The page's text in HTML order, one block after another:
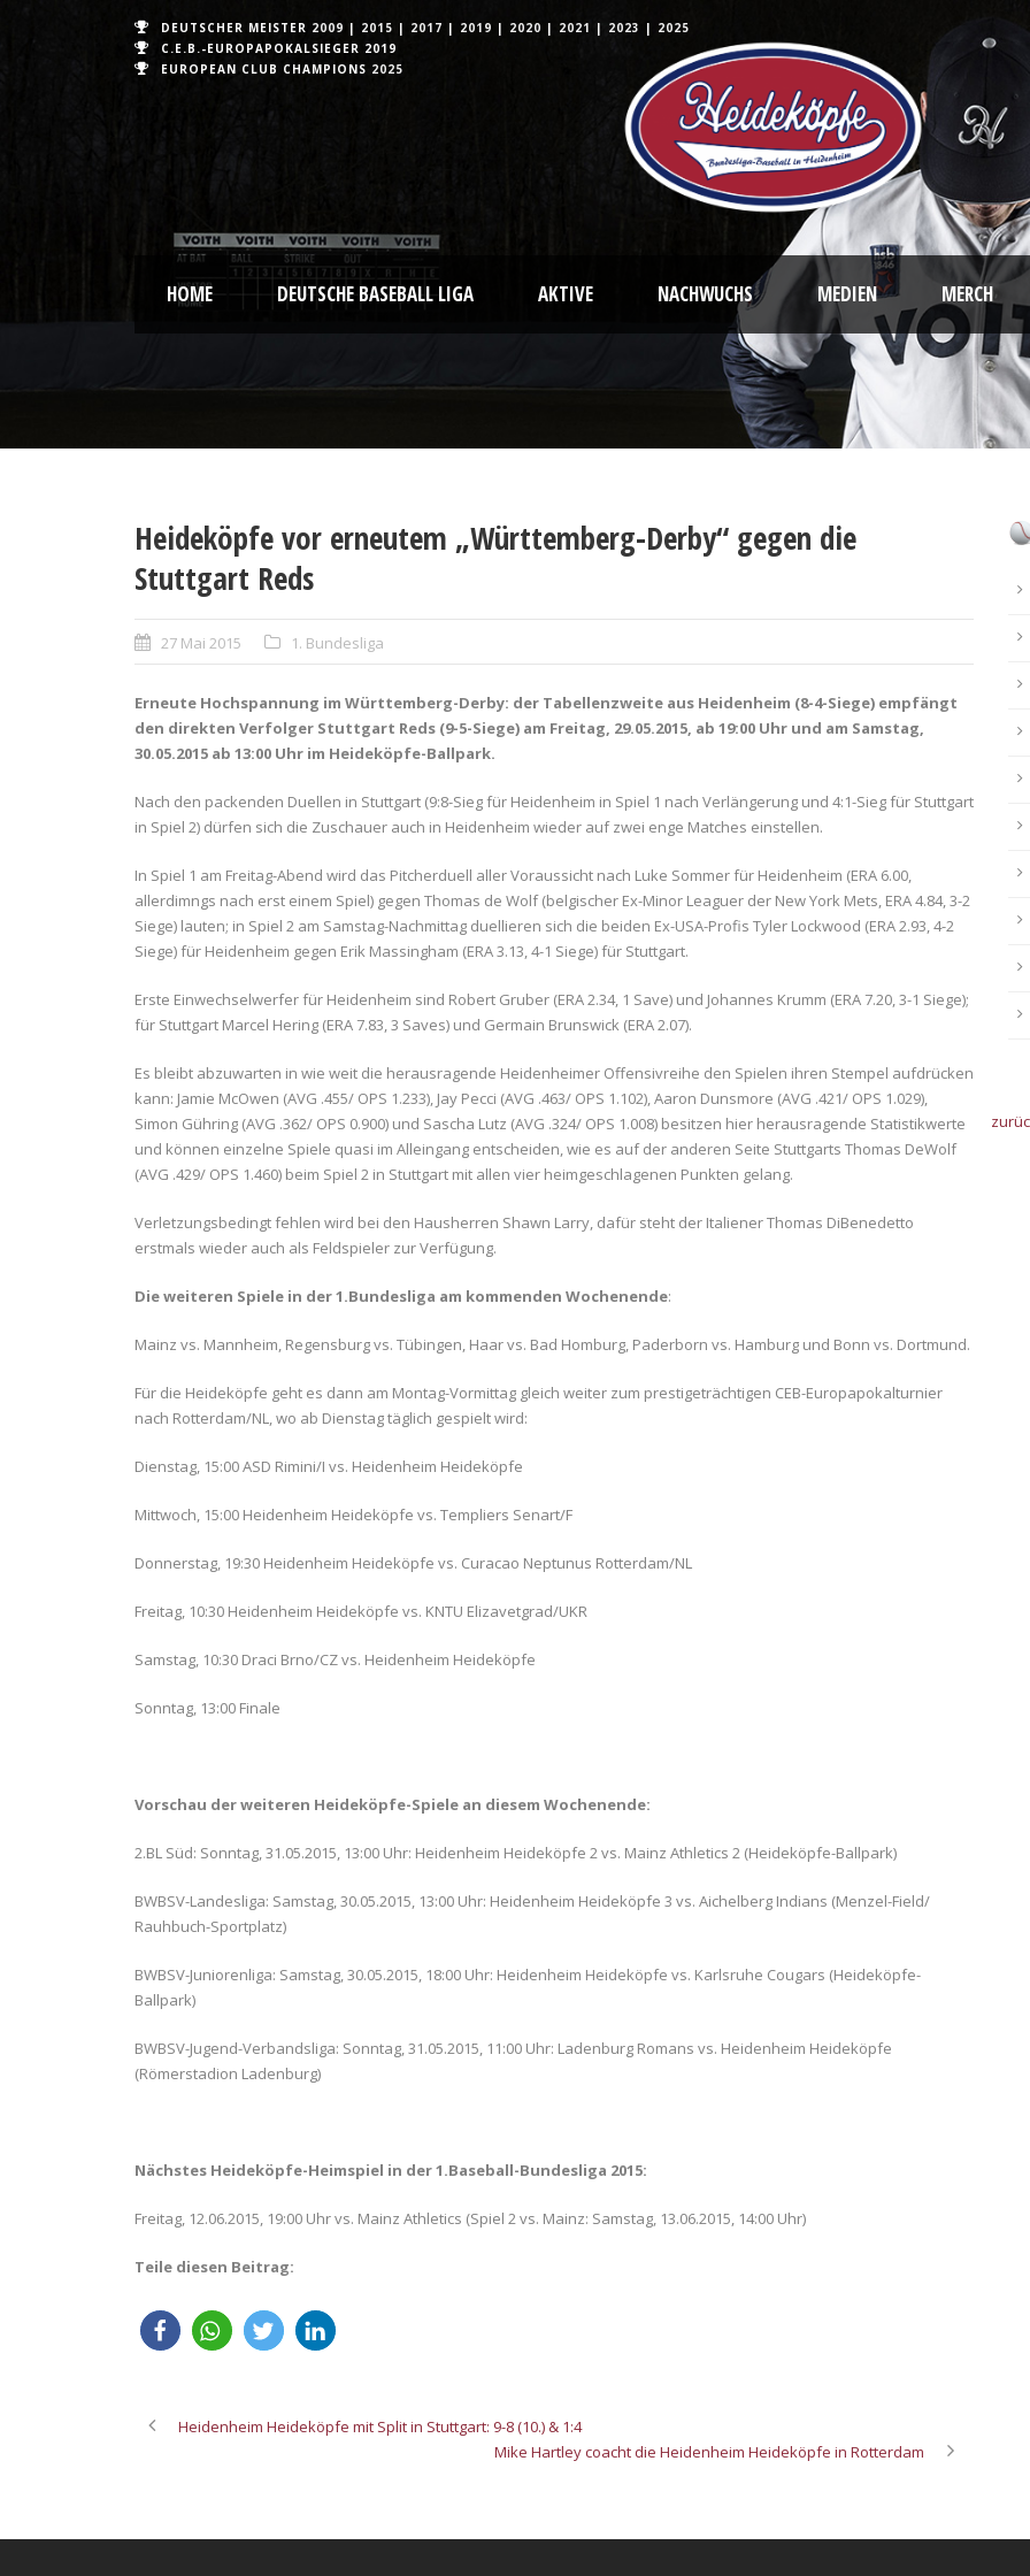
DEUTSCHER MEISTER 2009 | 2015 | 2017 | 2019 | 2020 | 2021 | 2023 | 2025
C.E.B.-EUROPAPOKALSIEGER 2019
EUROPEAN CLUB CHAMPIONS 2025
HOME DEUTSCHE BASEBALL LIGA AKTIVE NACHWUCHS MEDIEN MERCH
Heideköpfe vor erneutem „Württemberg-Derby“ gegen die
Stuttgart Reds
27 Mai 2015 1. Bundesliga
Erneute Hochspannung im Württemberg-Derby: der Tabellenzweite aus Heidenheim (8-4-Siege) empfängt
den direkten Verfolger Stuttgart Reds (9-5-Siege) am Freitag, 29.05.2015, ab 19:00 Uhr und am Samstag,
30.05.2015 ab 13:00 Uhr im Heideköpfe-Ballpark.
Nach den packenden Duellen in Stuttgart (9:8-Sieg für Heidenheim in Spiel 1 nach Verlängerung und 4:1-Sieg für Stuttgart
in Spiel 2) dürfen sich die Zuschauer auch in Heidenheim wieder auf zwei enge Matches einstellen.
In Spiel 1 am Freitag-Abend wird das Pitcherduell aller Voraussicht nach Luke Sommer für Heidenheim (ERA 6.00,
allerdimngs nach erst einem Spiel) gegen Thomas de Wolf (belgischer Ex-Minor Leaguer der New York Mets, ERA 4.84, 3-2
Siege) lauten; in Spiel 2 am Samstag-Nachmittag duellieren sich die beiden Ex-USA-Profis Tyler Lockwood (ERA 2.93, 4-2
Siege) für Heidenheim gegen Erik Massingham (ERA 3.13, 4-1 Siege) für Stuttgart.
Erste Einwechselwerfer für Heidenheim sind Robert Gruber (ERA 2.34, 1 Save) und Johannes Krumm (ERA 7.20, 3-1 Siege);
für Stuttgart Marcel Hering (ERA 7.83, 3 Saves) und Germain Brunswick (ERA 2.07).
Es bleibt abzuwarten in wie weit die herausragende Heidenheimer Offensivreihe den Spielen ihren Stempel aufdrücken
kann: Jamie McOwen (AVG .455/ OPS 1.233), Jay Pecci (AVG .463/ OPS 1.102), Aaron Dunsmore (AVG .421/ OPS 1.029),
Simon Gühring (AVG .362/ OPS 0.900) und Sascha Lutz (AVG .324/ OPS 1.008) besitzen hier herausragende Statistikwerte
und können einzelne Spiele quasi im Alleingang entscheiden, wie es auf der anderen Seite Stuttgarts Thomas DeWolf
(AVG .429/ OPS 1.460) beim Spiel 2 in Stuttgart mit allen vier heimgeschlagenen Punkten gelang.
Verletzungsbedingt fehlen wird bei den Hausherren Shawn Larry, dafür steht der Italiener Thomas DiBenedetto
erstmals wieder auch als Feldspieler zur Verfügung.
Die weiteren Spiele in der 1.Bundesliga am kommenden Wochenende:
Mainz vs. Mannheim, Regensburg vs. Tübingen, Haar vs. Bad Homburg, Paderborn vs. Hamburg und Bonn vs. Dortmund.
Für die Heideköpfe geht es dann am Montag-Vormittag gleich weiter zum prestigeträchtigen CEB-Europapokalturnier
nach Rotterdam/NL, wo ab Dienstag täglich gespielt wird:
Dienstag, 15:00 ASD Rimini/I vs. Heidenheim Heideköpfe
Mittwoch, 15:00 Heidenheim Heideköpfe vs. Templiers Senart/F
Donnerstag, 19:30 Heidenheim Heideköpfe vs. Curacao Neptunus Rotterdam/NL
Freitag, 10:30 Heidenheim Heideköpfe vs. KNTU Elizavetgrad/UKR
Samstag, 10:30 Draci Brno/CZ vs. Heidenheim Heideköpfe
Sonntag, 13:00 Finale
Vorschau der weiteren Heideköpfe-Spiele an diesem Wochenende:
2.BL Süd: Sonntag, 31.05.2015, 13:00 Uhr: Heidenheim Heideköpfe 2 vs. Mainz Athletics 2 (Heideköpfe-Ballpark)
BWBSV-Landesliga: Samstag, 30.05.2015, 13:00 Uhr: Heidenheim Heideköpfe 3 vs. Aichelberg Indians (Menzel-Field/
Rauhbuch-Sportplatz)
BWBSV-Juniorenliga: Samstag, 30.05.2015, 18:00 Uhr: Heidenheim Heideköpfe vs. Karlsruhe Cougars (Heideköpfe-
Ballpark)
BWBSV-Jugend-Verbandsliga: Sonntag, 31.05.2015, 11:00 Uhr: Ladenburg Romans vs. Heidenheim Heideköpfe
(Römerstadion Ladenburg)
Nächstes Heideköpfe-Heimspiel in der 1.Baseball-Bundesliga 2015:
Freitag, 12.06.2015, 19:00 Uhr vs. Mainz Athletics (Spiel 2 vs. Mainz: Samstag, 13.06.2015, 14:00 Uhr)
Teile diesen Beitrag:
Heidenheim Heideköpfe mit Split in Stuttgart: 9-8 (10.) & 1:4
Mike Hartley coacht die Heidenheim Heideköpfe in Rotterdam